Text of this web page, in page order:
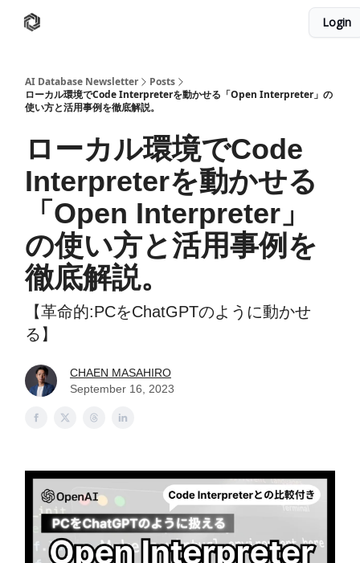
Login
AI Database Newsletter
Posts
ローカル環境でCode Interpreterを動かせる「Open Interpreter」の
使い方と活用事例を徹底解説。
ローカル環境でCode
Interpreterを動かせる
「Open Interpreter」
の使い方と活用事例を
徹底解説。
【革命的:PCをChatGPTのように動かせ
る】
CHAEN MASAHIRO
September 16, 2023